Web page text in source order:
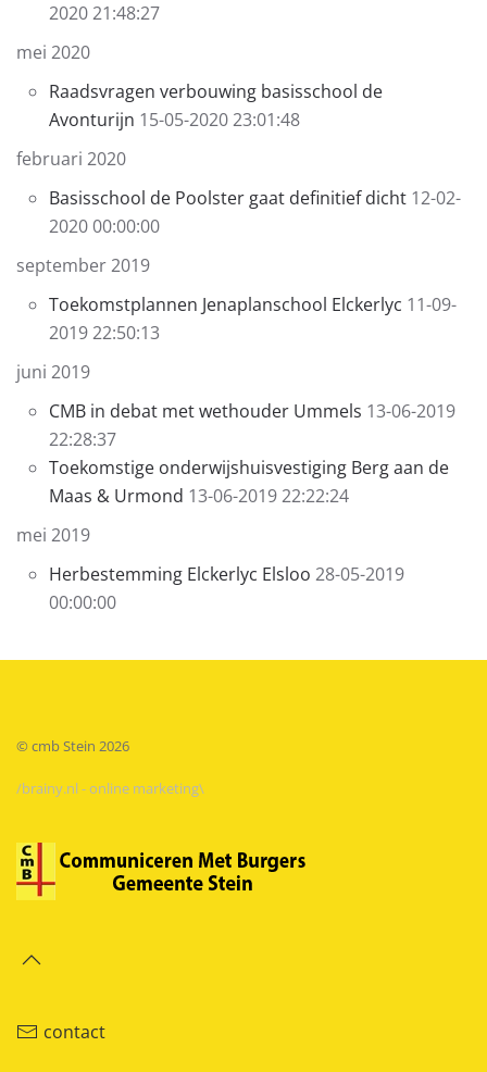
2020 21:48:27
mei 2020
Raadsvragen verbouwing basisschool de
Avonturijn 15-05-2020 23:01:48
februari 2020
Basisschool de Poolster gaat definitief dicht 12-02-
2020 00:00:00
september 2019
Toekomstplannen Jenaplanschool Elckerlyc 11-09-
2019 22:50:13
juni 2019
CMB in debat met wethouder Ummels 13-06-2019
22:28:37
Toekomstige onderwijshuisvestiging Berg aan de
Maas & Urmond 13-06-2019 22:22:24
mei 2019
Herbestemming Elckerlyc Elsloo 28-05-2019
00:00:00
© cmb Stein 2026
/brainy.nl - online marketing\
contact